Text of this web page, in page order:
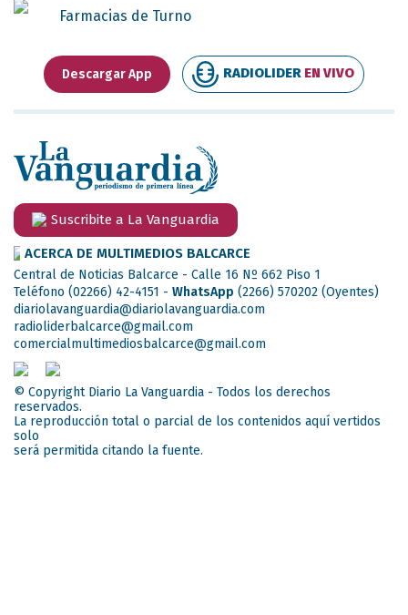
Farmacias de Turno
Descargar App RADIOLIDER EN VIVO
Suscribite a La Vanguardia
ACERCA DE MULTIMEDIOS BALCARCE
Central de Noticias Balcarce - Calle 16 Nº 662 Piso 1
Teléfono (02266) 42-4151 - WhatsApp (2266) 570202 (Oyentes)
diariolavanguardia@diariolavanguardia.com
radioliderbalcarce@gmail.com
comercialmultimediosbalcarce@gmail.com
© Copyright Diario La Vanguardia - Todos los derechos
reservados.
La reproducción total o parcial de los contenidos aquí vertidos
solo
será permitida citando la fuente.